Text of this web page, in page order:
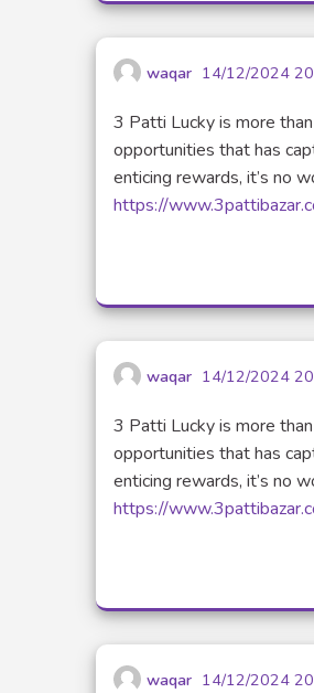
waqar 14/12/2024
3 Patti Lucky is more
opportunities that has
enticing rewards, it’s no
https://
waqar 14/12/2024
3 Patti Lucky is more
opportunities that has
enticing rewards, it’s no
https://
waqar 14/12/2024